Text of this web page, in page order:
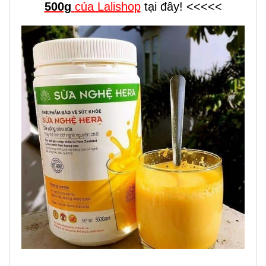
500g của Lalishoptại đây! <<<<<